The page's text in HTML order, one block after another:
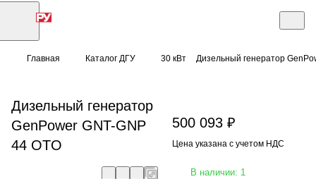
Главная Каталог ДГУ 30 кВт Дизельный генератор
Дизельный генератор
GenPower GNT-GNP
44 OTO
500 093 ₽
Цена указана с учетом НДС
В наличии: 1